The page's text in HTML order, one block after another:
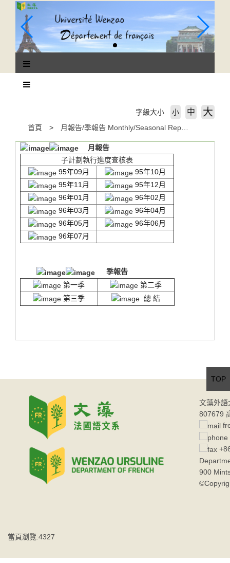
區
首頁
字級大小 小 中 大
月報告
子計劃執行進度查核表
95年09月
95年10月
95年11月
95年12月
96年01月
96年02月
96年03月
96年04月
96年05月
96年06月
96年07月
季報告
第一季
第二季
第三季
總 結
文藻外
807679
900
當頁瀏覽:4327
TOP